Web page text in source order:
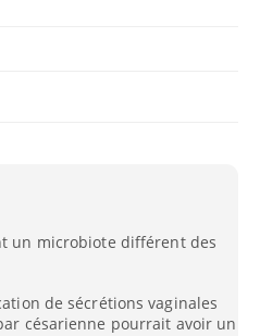
un microbiote différent des
de sécrétions vaginales
césarienne pourrait avoir un
exercices physiques ?
Comment éviter une otite
pendant les vacances ?